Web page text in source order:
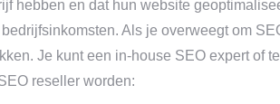
hebben en dat hun website
Als je overweegt om
Je kunt een in-house SEO expert of
reseller worden: